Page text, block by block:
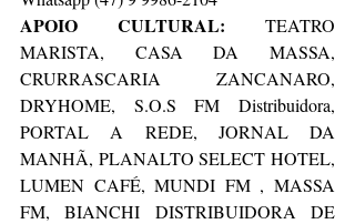
APOIO CULTURAL: TEATRO
MARISTA, CASA DA MASSA,
CRURRASCARIA ZANCANARO,
DRYHOME, S.O.S FM Distribuidora,
PORTAL A REDE, JORNAL DA
MANHÃ, PLANALTO SELECT HOTEL,
LUMEN CAFÉ, MUNDI FM , MASSA
FM, BIANCHI DISTRIBUIDORA DE